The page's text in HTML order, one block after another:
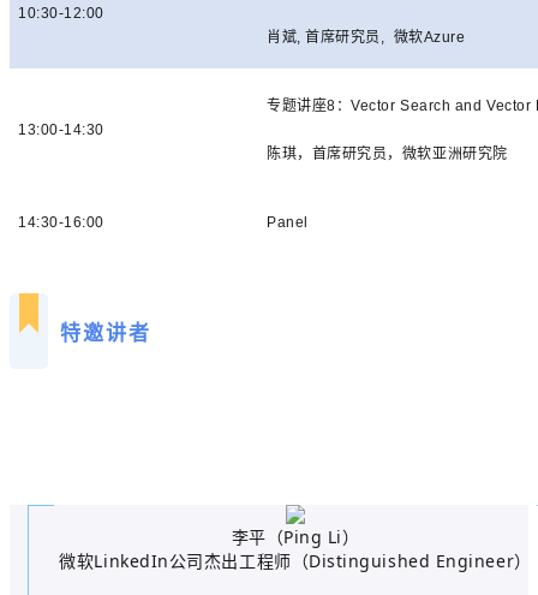
10:30-12:00
肖斌, 首席研究员 , 微软Azure
13:00-14:30
专题讲座8 ：Vector Search and Vector
陈琪，首席研究员，微软亚洲研究院
14:30-16:00 Panel
特邀讲者
李平（Ping Li）
微软LinkedIn公司杰出工程师（Distinguished Engineer）